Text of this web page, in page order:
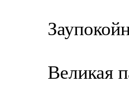
Великая